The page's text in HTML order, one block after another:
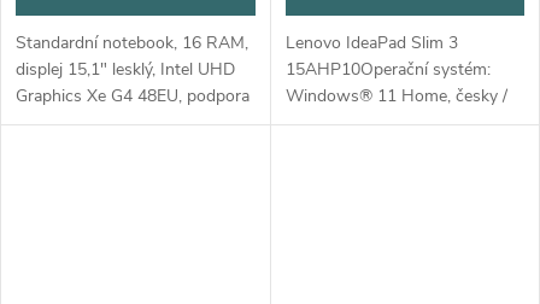
Standardní notebook, 16 RAM,
displej 15,1" lesklý, Intel UHD
Graphics Xe G4 48EU, podpora
USB 3.x, bluetooth, čtečka
Lenovo IdeaPad Slim 3
15AHP10Operační systém:
Windows® 11 Home, česky /
slovensky / anglickyProcesor: